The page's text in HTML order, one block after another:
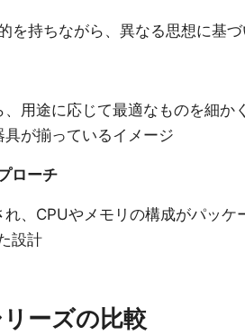
を持ちながら、異なる思想に基づ
用途に応じて最適なものを細か
が揃っているイメージ
ローチ
、CPUやメモリの構成がパッケ
設計
ーズの比較